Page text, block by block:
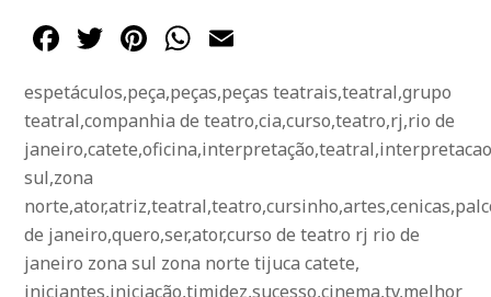
Facebook
Twitter
Pinterest
WhatsApp
espetáculos,peça,peças,peças teatrais,teatral,grupo
teatral,companhia de teatro,cia,curso,teatro,rj,rio de
sul,zona
de janeiro,quero,ser,ator,curso de teatro rj rio de
janeiro zona sul zona norte tijuca catete,
iniciantes,iniciação,timidez,sucesso,cinema,tv,melhor